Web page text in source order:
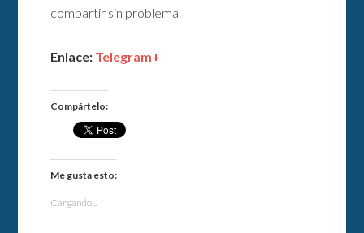
compartir sin problema.
Enlace: Telegram+
Compártelo:
Me gusta esto:
Cargando...